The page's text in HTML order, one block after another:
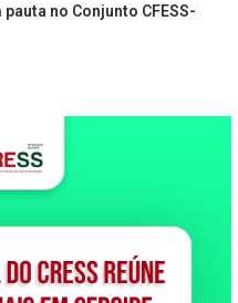
no Conjunto CFESS-